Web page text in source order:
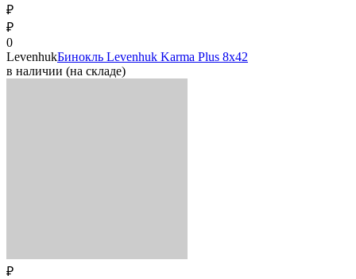
₽
₽
0
LevenhukБинокль Levenhuk Karma Plus 8х42
в наличии (на складе)
₽